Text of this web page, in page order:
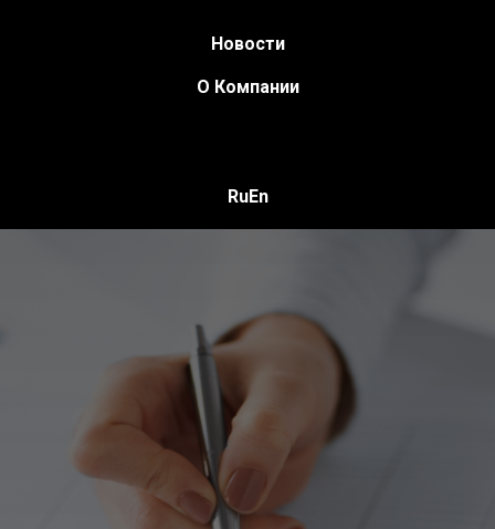
Новости
О Компании
RuEn